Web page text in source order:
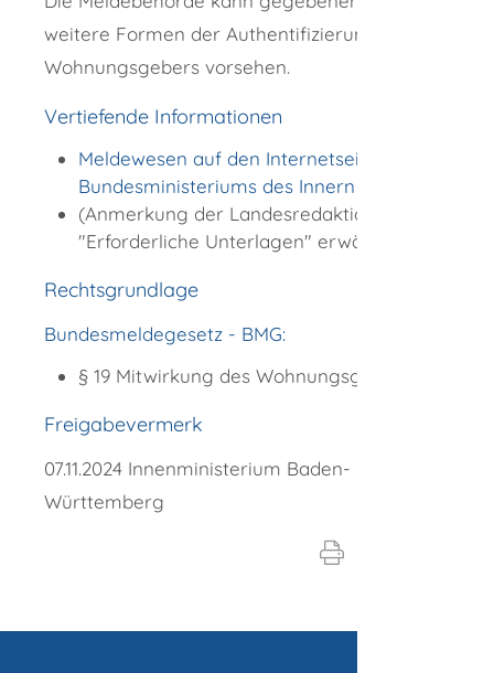
weitere Formen der Authentifizierung des
Wohnungsgebers vorsehen.
Vertiefende Informationen
Meldewesen auf den Internetseiten des
Bundesministeriums des Innern
(Anmerkung der Landesredaktion: Unter
"Erforderliche Unterlagen" erwähnen)
Rechtsgrundlage
Bundesmeldegesetz - BMG:
§ 19 Mitwirkung des Wohnungsgebers
Freigabevermerk
07.11.2024 Innenministerium Baden-
Württemberg